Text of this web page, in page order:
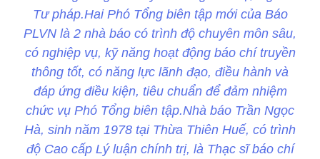
Tư pháp.Hai Phó Tổng biên tập mới của Báo
PLVN là 2 nhà báo có trình độ chuyên môn sâu,
có nghiệp vụ, kỹ năng hoạt động báo chí truyền
thông tốt, có năng lực lãnh đạo, điều hành và
đáp ứng điều kiện, tiêu chuẩn để đảm nhiệm
chức vụ Phó Tổng biên tập.Nhà báo Trần Ngọc
Hà, sinh năm 1978 tại Thừa Thiên Huế, có trình
độ Cao cấp Lý luận chính trị, là Thạc sĩ báo chí